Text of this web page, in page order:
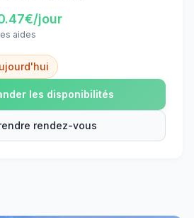
€/jour
aides
les disponibilités
rendez-vous